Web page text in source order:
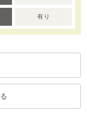
有り